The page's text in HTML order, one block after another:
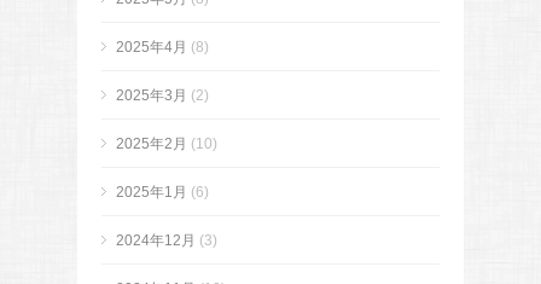
2025年4月 (8)
2025年3月 (2)
2025年2月 (10)
2025年1月 (6)
2024年12月 (3)